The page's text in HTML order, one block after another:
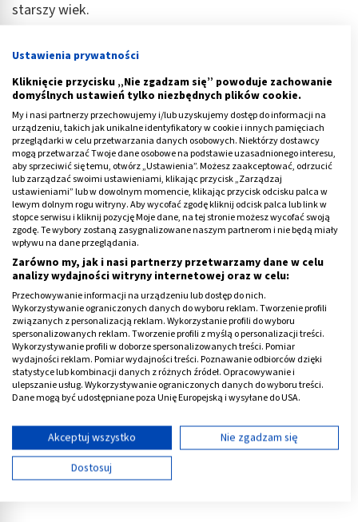
starszy wiek.
depresja. Wiąże się to z brakiem akceptacji nowej
sytuacji, zmianami hormonalnymi i często -
samotnością. Dzieci często już są wówczas
samodzielne i niezależne. Kobiety - częściej niż
mężczyźni - zostają wdowami, często też się rozwodzą.
Do tego dochodzą problemy ze zdrowiem. Nowotwór,
który kończy się usunięciem piersi czy usunięciem
macicy powoduje duże zmiany w psychice kobiet.
Potrzebują one wówczas dużo czasu, by znów wrócić
do formy i czuć się znów pełnowartościowymi
kobietami.
Warto zauważyć, że w przypadku pań, większość zależy
od stanu samopoczucia. Dla kobiet stan psychiczny,
emocjonalny, uczucia są bardzo ważne i wpływają na
wiele aspektów życia. W tym na ochotę na seks.
Reklama
Ustawienia prywatności
Kliknięcie przycisku „Nie zgadzam się” powoduje zachowanie
domyślnych ustawień tylko niezbędnych plików cookie.
My i nasi partnerzy przechowujemy i/lub uzyskujemy dostęp do informacji na
urządzeniu, takich jak unikalne identyfikatory w cookie i innych pamięciach
przeglądarki w celu przetwarzania danych osobowych. Niektórzy dostawcy
mogą przetwarzać Twoje dane osobowe na podstawie uzasadnionego interesu,
aby sprzeciwić się temu, otwórz „Ustawienia”. Możesz zaakceptować, odrzucić
lub zarządzać swoimi ustawieniami, klikając przycisk „Zarządzaj
ustawieniami” lub w dowolnym momencie, klikając przycisk odcisku palca w
lewym dolnym rogu witryny. Aby wycofać zgodę kliknij odcisk palca lub link w
stopce serwisu i kliknij pozycję Moje dane, na tej stronie możesz wycofać swoją
zgodę. Te wybory zostaną zasygnalizowane naszym partnerom i nie będą miały
wpływu na dane przeglądania.
Zarówno my, jak i nasi partnerzy przetwarzamy dane w celu
analizy wydajności witryny internetowej oraz w celu:
Przechowywanie informacji na urządzeniu lub dostęp do nich.
Wykorzystywanie ograniczonych danych do wyboru reklam. Tworzenie profili
związanych z personalizacją reklam. Wykorzystanie profili do wyboru
spersonalizowanych reklam. Tworzenie profili z myślą o personalizacji treści.
Wykorzystywanie profili w doborze spersonalizowanych treści. Pomiar
wydajności reklam. Pomiar wydajności treści. Poznawanie odbiorców dzięki
statystyce lub kombinacji danych z różnych źródeł. Opracowywanie i
ulepszanie usług. Wykorzystywanie ograniczonych danych do wyboru treści.
Dane mogą być udostępniane poza Unię Europejską i wysyłane do USA.
Wyświetl listę partnerów (11 dostawców IAB)
Używamy Twoich danych w następujących celach:
Cele przetwarzania IAB:
Akceptuj wszystko
Nie zgadzam się
Dostosuj